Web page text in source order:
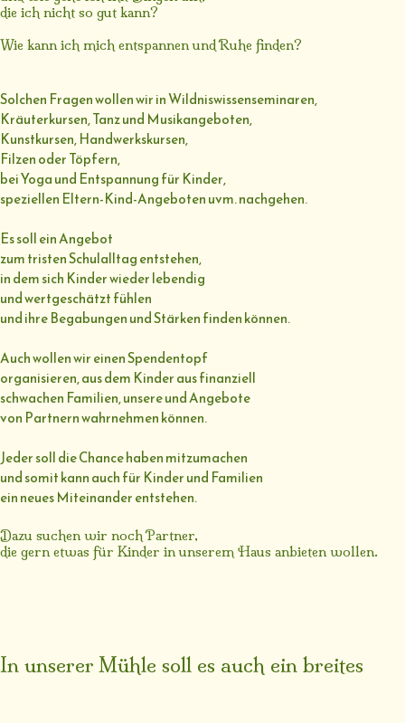
die ich nicht so gut kann?
Wie kann ich mich entspannen und Ruhe finden?
Solchen Fragen wollen wir in Wildniswissenseminaren,
Kräuterkursen, Tanz und Musikangeboten,
Kunstkursen, Handwerkskursen,
Filzen oder Töpfern,
bei Yoga und Entspannung für Kinder,
speziellen Eltern-Kind-Angeboten uvm. nachgehen.
Es soll ein Angebot
zum tristen Schulalltag entstehen,
in dem sich Kinder wieder lebendig
und wertgeschätzt fühlen
und ihre Begabungen und Stärken finden können.
Auch wollen wir einen Spendentopf
organisieren, aus dem Kinder aus finanziell
schwachen Familien, unsere und Angebote
von Partnern wahrnehmen können.
Jeder soll die Chance haben mitzumachen
und somit kann auch für Kinder und Familien
ein neues Miteinander entstehen.
Dazu suchen wir noch Partner,
die gern etwas für Kinder in unserem Haus anbieten wollen.
In unserer Mühle soll es auch ein breites